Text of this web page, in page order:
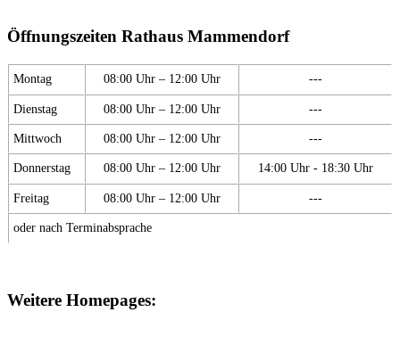
Öffnungszeiten Rathaus Mammendorf
Montag 08:00 Uhr – 12:00 Uhr ---
Dienstag 08:00 Uhr – 12:00 Uhr ---
Mittwoch 08:00 Uhr – 12:00 Uhr ---
Donnerstag 08:00 Uhr – 12:00 Uhr 14:00 Uhr - 18:30 Uhr
Freitag 08:00 Uhr – 12:00 Uhr ---
oder nach Terminabsprache
Weitere Homepages: